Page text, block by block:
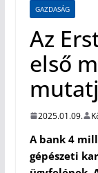
GAZDASÁG
Az
első
2025.01.09.
A bank 4
gépészeti